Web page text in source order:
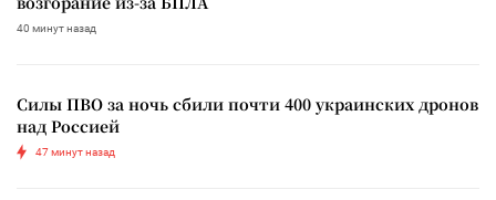
40 минут назад
Силы ПВО за ночь сбили почти 400 украинских дронов
над Россией
47 минут назад